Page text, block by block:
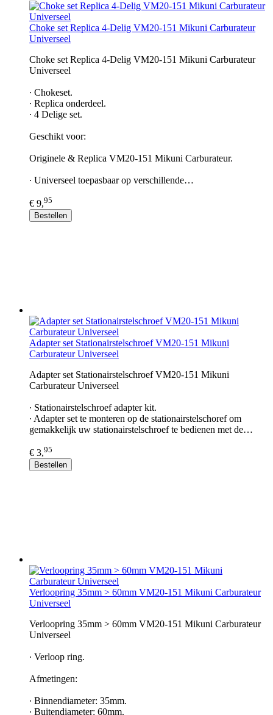
Choke set Replica 4-Delig VM20-151 Mikuni Carburateur
Universeel
Choke set Replica 4-Delig VM20-151 Mikuni Carburateur
Universeel
∙ Chokeset.
∙ Replica onderdeel.
∙ 4 Delige set.
Geschikt voor:
Originele & Replica VM20-151 Mikuni Carburateur.
∙ Universeel toepasbaar op verschillende…
€ 9,95
Bestellen
Adapter set Stationairstelschroef VM20-151 Mikuni
Carburateur Universeel
Adapter set Stationairstelschroef VM20-151 Mikuni
Carburateur Universeel
∙ Stationairstelschroef adapter kit.
∙ Adapter set te monteren op de stationairstelschoref om
gemakkelijk uw stationairstelschroef te bedienen met de…
€ 3,95
Bestellen
Verloopring 35mm > 60mm VM20-151 Mikuni Carburateur
Universeel
Verloopring 35mm > 60mm VM20-151 Mikuni Carburateur
Universeel
∙ Verloop ring.
Afmetingen:
∙ Binnendiameter: 35mm.
∙ Buitendiameter: 60mm.